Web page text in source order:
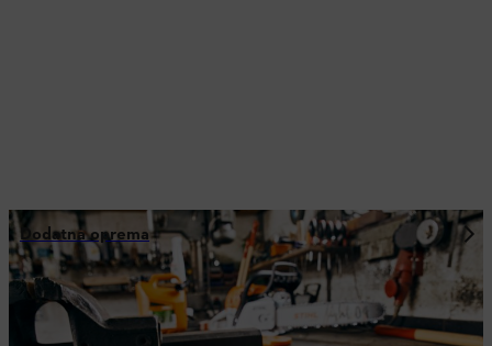
Dodatna oprema